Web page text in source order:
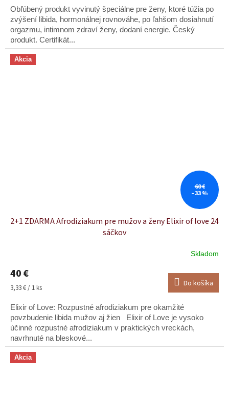
z
5
hviezdičiek.
Obľúbený produkt vyvinutý špeciálne pre ženy, ktoré túžia po
zvýšení libida, hormonálnej rovnováhe, po ľahšom dosiahnutí
orgazmu, intimnom zdraví ženy, dodaní energie. Český
produkt. Certifikát...
Akcia
60 €
–33 %
2+1 ZDARMA Afrodiziakum pre mužov a ženy Elixir of love 24
sáčkov
Skladom
40 €
Jednotková
3,33 € / 1 ks Do košíka
Elixir of Love: Rozpustné afrodiziakum pre okamžité
povzbudenie libida mužov aj žien Elixir of Love je vysoko
účinné rozpustné afrodiziakum v praktických vreckách,
navrhnuté na bleskové...
Akcia